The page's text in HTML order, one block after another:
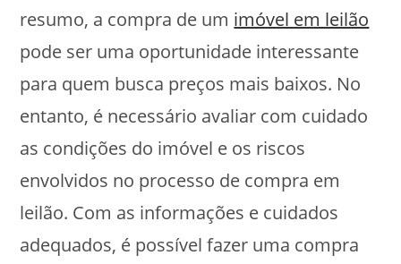
resumo, a compra de um imóvel em leilão
pode ser uma oportunidade interessante
para quem busca preços mais baixos. No
entanto, é necessário avaliar com cuidado
as condições do imóvel e os riscos
envolvidos no processo de compra em
leilão. Com as informações e cuidados
adequados, é possível fazer uma compra